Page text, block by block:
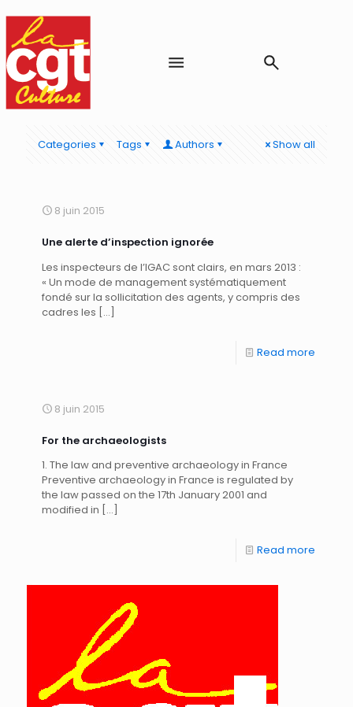
Categories Tags Authors Show all
8 juin 2015
Une alerte d’inspection ignorée
Les inspecteurs de l’IGAC sont clairs, en mars 2013 :
« Un mode de management systématiquement
fondé sur la sollicitation des agents, y compris des
cadres les […]
Read more
8 juin 2015
For the archaeologists
1. The law and preventive archaeology in France
Preventive archaeology in France is regulated by
the law passed on the 17th January 2001 and
modified in […]
Read more